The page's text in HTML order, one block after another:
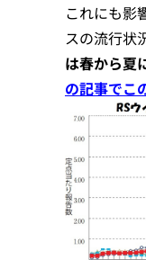
これにも影
スの流行状
は春から夏
の記事でこ